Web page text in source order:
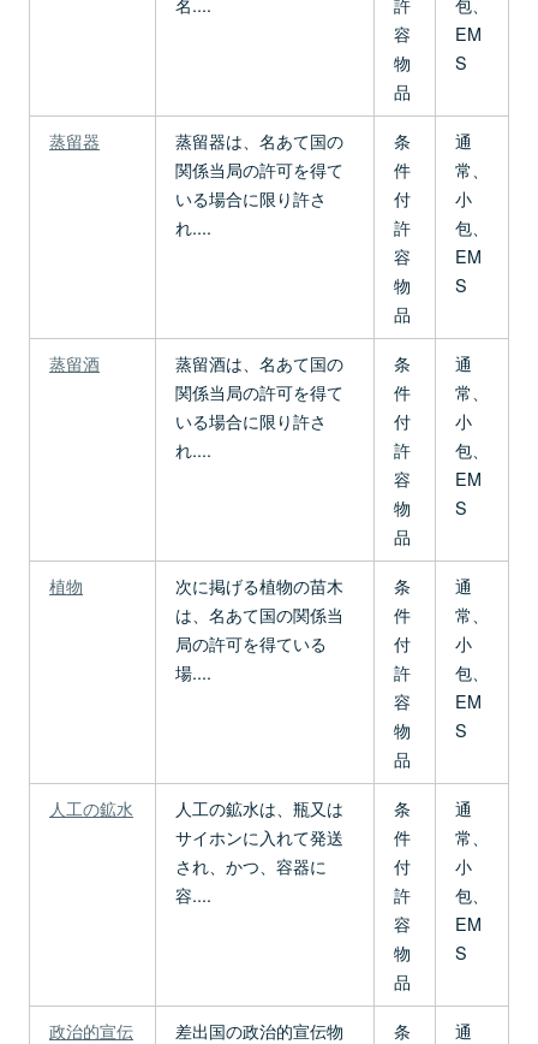
容
物
品
EM
S
蒸留器
蒸留器は、名あて国の
関係当局の許可を得て
いる場合に限り許さ
れ....
条
件
付
許
容
物
品
通
常、
小
包、
EM
S
蒸留酒
蒸留酒は、名あて国の
関係当局の許可を得て
いる場合に限り許さ
れ....
条
件
付
許
容
物
品
通
常、
小
包、
EM
S
植物
次に掲げる植物の苗木
は、名あて国の関係当
局の許可を得ている
場....
条
件
付
許
容
物
品
通
常、
小
包、
EM
S
人工の鉱水
人工の鉱水は、瓶又は
サイホンに入れて発送
され、かつ、容器に
容....
条
件
付
許
容
物
品
通
常、
小
包、
EM
S
政治的宣伝
差出国の政治的宣伝物
条
通